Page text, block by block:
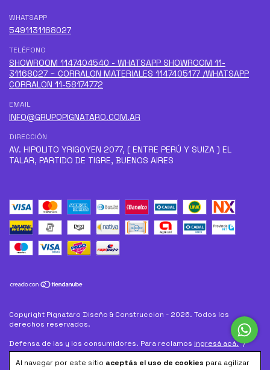
Al navegar por este sitio aceptás el uso de cookies para agilizar
WHATSAPP
5491131168027
TELÉFONO
SHOWROOM 1147404540 - WHATSAPP SHOWROOM 11-
31168027 ~ CORRALON MATERIALES 1147405177 /WHATSAPP
CORRALON 11-58174772
EMAIL
INFO@GRUPOPIGNATARO.COM.AR
DIRECCIÓN
AV. HIPOLITO YRIGOYEN 2077, ( ENTRE PERÚ Y SUIZA ) EL
TALAR, PARTIDO DE TIGRE, BUENOS AIRES
Copyright Pignataro Diseño & Construccion - 2026. Todos los
derechos reservados.
Defensa de las y los consumidores. Para reclamos ingresá acá. /